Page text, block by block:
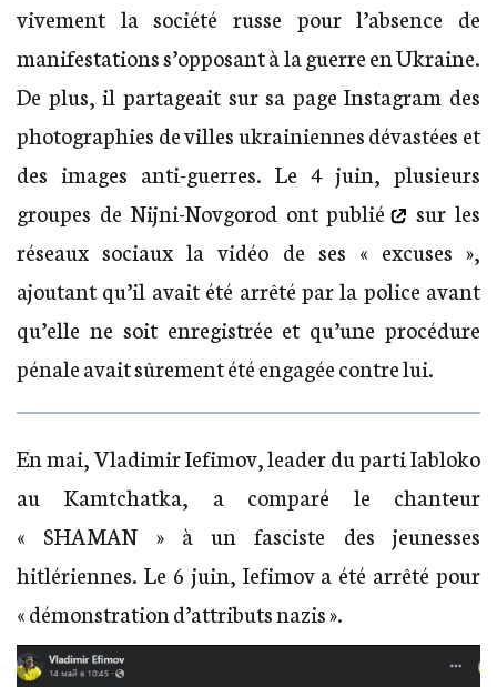
vivement la société russe pour l’absence de
manifestations s’opposant à la guerre en Ukraine.
De plus, il partageait sur sa page Instagram des
photographies de villes ukrainiennes dévastées et
des images anti-guerres. Le 4 juin, plusieurs
groupes de Nijni-Novgorod ont publié
sur les
réseaux sociaux la vidéo de ses « excuses »,
ajoutant qu’il avait été arrêté par la police avant
qu’elle ne soit enregistrée et qu’une procédure
pénale avait sûrement été engagée contre lui.
En mai, Vladimir Iefimov, leader du parti Iabloko
au Kamtchatka, a comparé le chanteur
« SHAMAN » à un fasciste des jeunesses
hitlériennes. Le 6 juin, Iefimov a été arrêté pour
« démonstration d’attributs nazis ».